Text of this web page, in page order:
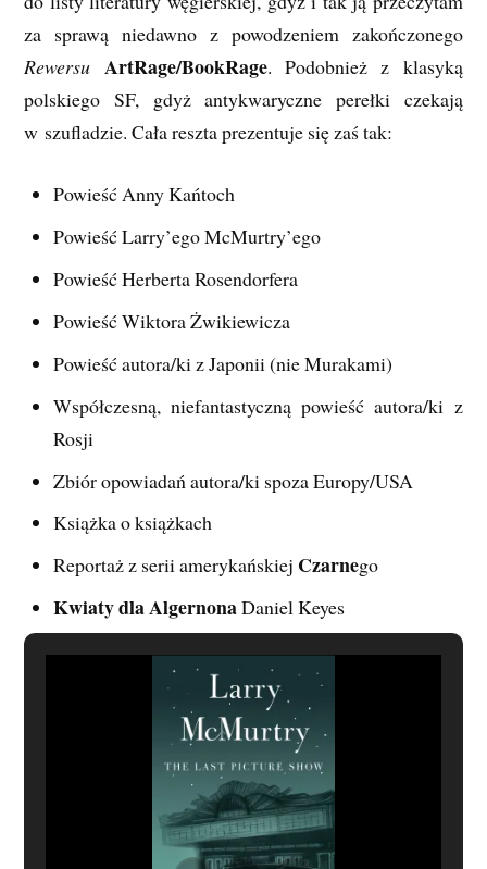
za sprawą niedawno z powodzeniem zakończonego
Rewersu ArtRage/BookRage. Podobnież z klasyką
polskiego SF, gdyż antykwaryczne perełki czekają
w szufladzie. Cała reszta prezentuje się zaś tak:
Powieść Anny Kańtoch
Powieść Larry’ego McMurtry’ego
Powieść Herberta Rosendorfera
Powieść Wiktora Żwikiewicza
Powieść autora/ki z Japonii (nie Murakami)
Współczesną, niefantastyczną powieść autora/ki z
Rosji
Zbiór opowiadań autora/ki spoza Europy/USA
Książka o książkach
Reportaż z serii amerykańskiej Czarnego
Kwiaty dla AlgernonaDaniel Keyes